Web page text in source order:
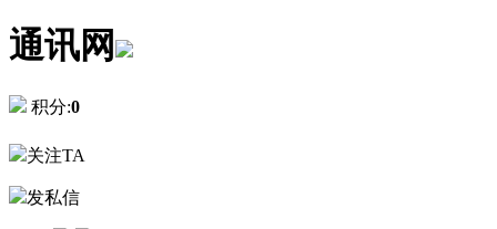
通讯网
积分:0
关注TA
发私信